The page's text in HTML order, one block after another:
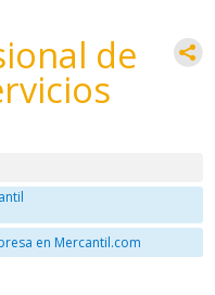
de
en Mercantil.com